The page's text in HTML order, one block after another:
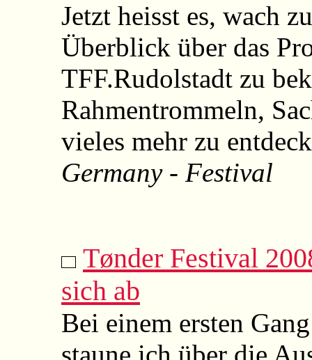
Jetzt heisst es, wach
Überblick über das
TFF.Rudolstadt zu
Rahmentrommeln,
vieles mehr zu
Germany - Festival
Tønder Festival
sich ab
Bei einem ersten